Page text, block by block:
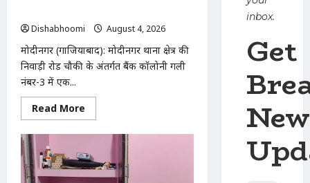
कर
गिरफ्तारी
की
मांग
Dishabhoomi
August 4, 2026
मोदीनगर (गाजियाबाद): मोदीनगर थाना क्षेत्र की
निवाड़ी रोड चौकी के अंतर्गत बैंक कॉलोनी गली
नंबर-3 में एक...
Read More
more
Modinagar
मोदीनगर
में
छात्र
inbox.
Get